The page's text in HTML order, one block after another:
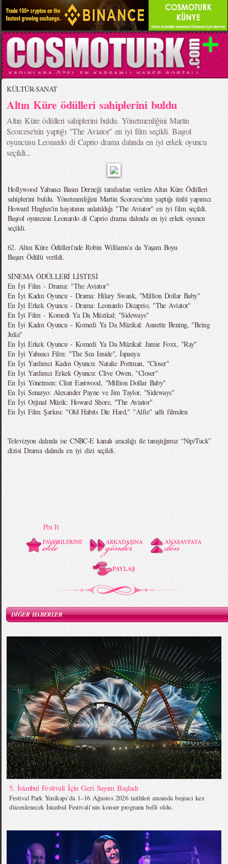
KÜLTÜR-SANAT
Altın Küre ödülleri sahiplerini buldu
Altın Küre ödülleri sahiplerini buldu. Yönetmenliğini Martin
Scorcese'nin yaptığı "The Aviator" en iyi film seçildi. Başrol
oyuncusu Leonardo di Caprio drama dalında en iyi erkek oyuncu
seçildi...
Hollywood Yabancı Basın Derneği tarafından verilen Altın Küre Ödülleri
sahiplerini buldu. Yönetmenliğini Martin Scorcese'nin yaptığı ünlü yapımcı
Howard Hughes'in hayatının anlatıldığı "The Aviator" en iyi film seçildi.
Başrol oyuncusu Leonardo di Caprio drama dalında en iyi erkek oyuncu
seçildi.
62. Altın Küre Ödülleri'nde Robin Williams'a da Yaşam Boyu
Başarı Ödülü verildi.
SİNEMA ÖDÜLLERİ LİSTESİ
En İyi Film - Drama: "The Aviator"
En İyi Kadın Oyuncu - Drama: Hilary Swank, "Million Dollar Baby"
En İyi Erkek Oyuncu - Drama: Leonardo Dicaprio, "The Aviator"
En İyi Film - Komedi Ya Da Müzikal: "Sideways"
En İyi Kadın Oyuncu - Komedi Ya Da Müzikal: Annette Bening, "Being
Julia"
En İyi Erkek Oyuncu - Komedi Ya Da Müzikal: Jamie Foxx, "Ray"
En İyi Yabancı Film: "The Sea Inside", İspanya
En İyi Yardımcı Kadın Oyuncu: Natalie Portman, "Closer"
En İyi Yardımcı Erkek Oyuncu: Clive Owen, "Closer"
En İyi Yönetmen: Clint Eastwood, "Million Dollar Baby"
En İyi Senaryo: Alexander Payne ve Jim Taylor, "Sideways"
En İyi Orjinal Müzik: Howard Shore, "The Aviator"
En İyi Film Şarkısı: "Old Habits Die Hard," "Alfie" adlı filmden
Televizyon dalında ise CNBC-E kanalı aracılığı ile tanıştığımız “Nip/Tuck”
dizisi Drama dalında en iyi dizi seçildi.
Pin It
DİĞER HABERLER
5. İstanbul Festivali İçin Geri Sayım Başladı
Festival Park Yenikapı`da 1–16 Ağustos 2026 tarihleri arasında beşinci kez
düzenlenecek İstanbul Festivali`nin konser programı belli oldu.